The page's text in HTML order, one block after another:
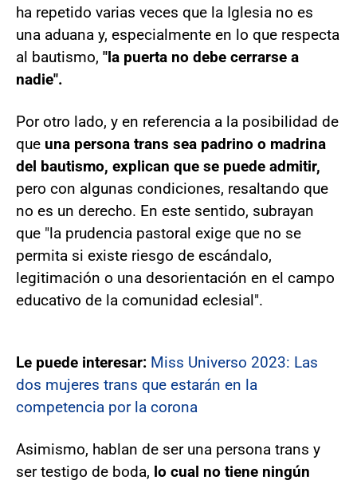
ha repetido varias veces que la Iglesia no es
una aduana y, especialmente en lo que respecta
al bautismo, "la puerta no debe cerrarse a
nadie".
Por otro lado, y en referencia a la posibilidad de
que una persona trans sea padrino o madrina
del bautismo, explican que se puede admitir,
pero con algunas condiciones, resaltando que
no es un derecho. En este sentido, subrayan
que "la prudencia pastoral exige que no se
permita si existe riesgo de escándalo,
legitimación o una desorientación en el campo
educativo de la comunidad eclesial".
Le puede interesar: Miss Universo 2023: Las
dos mujeres trans que estarán en la
competencia por la corona
Asimismo, hablan de ser una persona trans y
ser testigo de boda, lo cual no tiene ningún